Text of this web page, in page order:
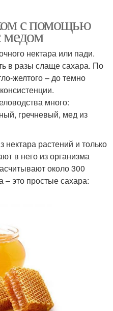
с помощью
медом
нектара или пади.
в разы слаще сахара. По
желтого – до темно
много:
гречневый, мед из
нектара растений и только
в него из организма
около 300
– это простые сахара: